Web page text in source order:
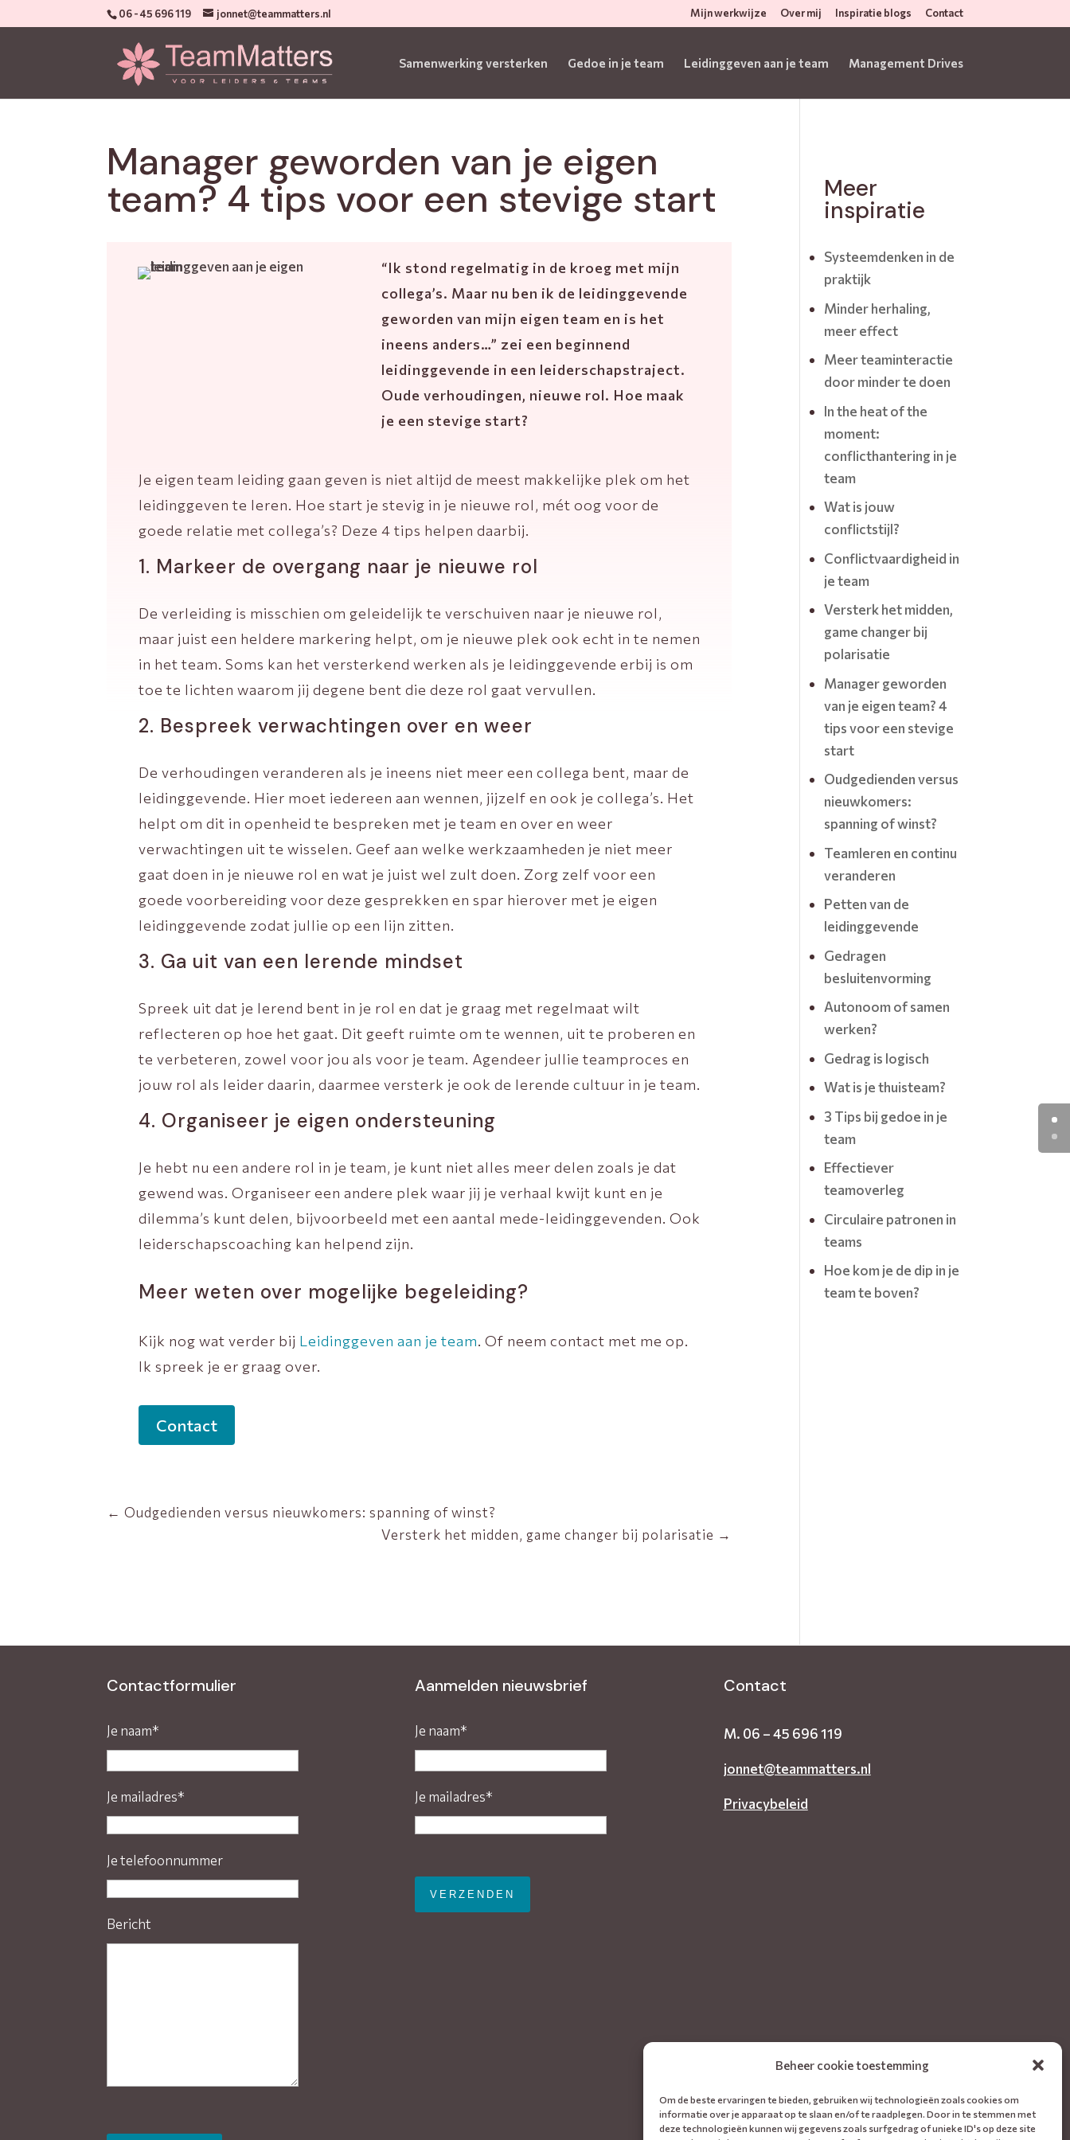
Beheer cookie toestemming
Om de beste ervaringen te bieden, gebruiken wij technologieën zoals cookies om
informatie over je apparaat op te slaan en/of te raadplegen. Door in te stemmen met
deze technologieën kunnen wij gegevens zoals surfgedrag of unieke ID's op deze site
06 - 45 696 119 jonnet@teammatters.nl Mijn werkwijze Over mij Inspiratie blogs Contact
Samenwerking versterken Gedoe in je team Leidinggeven aan je team Management Drives
Manager geworden van je eigen
team? 4 tips voor een stevige start
“Ik stond regelmatig in de kroeg met mijn
collega’s. Maar nu ben ik de leidinggevende
geworden van mijn eigen team en is het
ineens anders…” zei een beginnend
leidinggevende in een leiderschapstraject.
Oude verhoudingen, nieuwe rol. Hoe maak
je een stevige start?
Je eigen team leiding gaan geven is niet altijd de meest makkelijke plek om het
leidinggeven te leren. Hoe start je stevig in je nieuwe rol, mét oog voor de
goede relatie met collega’s? Deze 4 tips helpen daarbij.
1. Markeer de overgang naar je nieuwe rol
De verleiding is misschien om geleidelijk te verschuiven naar je nieuwe rol,
maar juist een heldere markering helpt, om je nieuwe plek ook echt in te nemen
in het team. Soms kan het versterkend werken als je leidinggevende erbij is om
toe te lichten waarom jij degene bent die deze rol gaat vervullen.
2. Bespreek verwachtingen over en weer
De verhoudingen veranderen als je ineens niet meer een collega bent, maar de
leidinggevende. Hier moet iedereen aan wennen, jijzelf en ook je collega’s. Het
helpt om dit in openheid te bespreken met je team en over en weer
verwachtingen uit te wisselen. Geef aan welke werkzaamheden je niet meer
gaat doen in je nieuwe rol en wat je juist wel zult doen. Zorg zelf voor een
goede voorbereiding voor deze gesprekken en spar hierover met je eigen
leidinggevende zodat jullie op een lijn zitten.
3. Ga uit van een lerende mindset
Spreek uit dat je lerend bent in je rol en dat je graag met regelmaat wilt
reflecteren op hoe het gaat. Dit geeft ruimte om te wennen, uit te proberen en
te verbeteren, zowel voor jou als voor je team. Agendeer jullie teamproces en
jouw rol als leider daarin, daarmee versterk je ook de lerende cultuur in je team.
4. Organiseer je eigen ondersteuning
Je hebt nu een andere rol in je team, je kunt niet alles meer delen zoals je dat
gewend was. Organiseer een andere plek waar jij je verhaal kwijt kunt en je
dilemma’s kunt delen, bijvoorbeeld met een aantal mede-leidinggevenden. Ook
leiderschapscoaching kan helpend zijn.
Meer weten over mogelijke begeleiding?
Kijk nog wat verder bij Leidinggeven aan je team. Of neem contact met me op.
Ik spreek je er graag over.
Contact
←Oudgedienden versus nieuwkomers: spanning of winst?
Versterk het midden, game changer bij polarisatie →
Meer
inspiratie
Systeemdenken in de
praktijk
Minder herhaling,
meer effect
Meer teaminteractie
door minder te doen
In the heat of the
moment:
conflicthantering in je
team
Wat is jouw
conflictstijl?
Conflictvaardigheid in
je team
Versterk het midden,
game changer bij
polarisatie
Manager geworden
van je eigen team? 4
tips voor een stevige
start
Oudgedienden versus
nieuwkomers:
spanning of winst?
Teamleren en continu
veranderen
Petten van de
leidinggevende
Gedragen
besluitenvorming
Autonoom of samen
werken?
Gedrag is logisch
Wat is je thuisteam?
3 Tips bij gedoe in je
team
Effectiever
teamoverleg
Circulaire patronen in
teams
Hoe kom je de dip in je
team te boven?
Contactformulier
Je naam*
Je mailadres*
Je telefoonnummer
Bericht
Aanmelden nieuwsbrief
Je naam*
Je mailadres*
Gelieve dit veld leeg te laten.
Contact
M. 06 – 45 696 119
jonnet@teammatters.nl
Privacybeleid